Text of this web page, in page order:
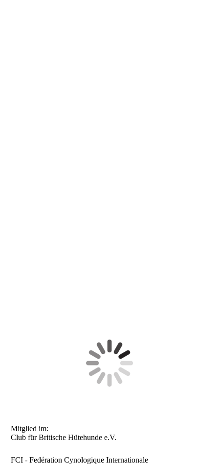
Mitglied im:
Club für Britische Hütehunde e.V.
FCI - Fedération Cynologique Internationale